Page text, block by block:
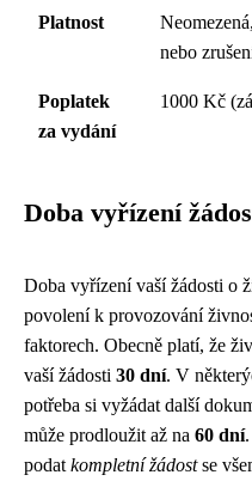
Platnost
nebo
Poplatek
za vydání
1000 Kč
Doba vyřízení
Doba vyřízení vaší žádosti o
povolení k provozování
faktorech. Obecně platí, že
vaší žádosti 30 dní. V
potřeba si vyžádat další
může prodloužit až na 60 dní
podat kompletní žádostse